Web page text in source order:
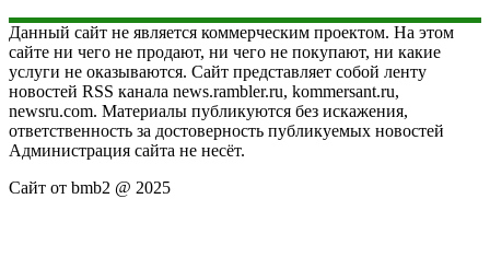
Данный сайт не является коммерческим проектом. На этом
сайте ни чего не продают, ни чего не покупают, ни какие
услуги не оказываются. Сайт представляет собой ленту
новостей RSS канала news.rambler.ru, kommersant.ru,
newsru.com. Материалы публикуются без искажения,
ответственность за достоверность публикуемых новостей
Администрация сайта не несёт.
Сайт от bmb2 @ 2025